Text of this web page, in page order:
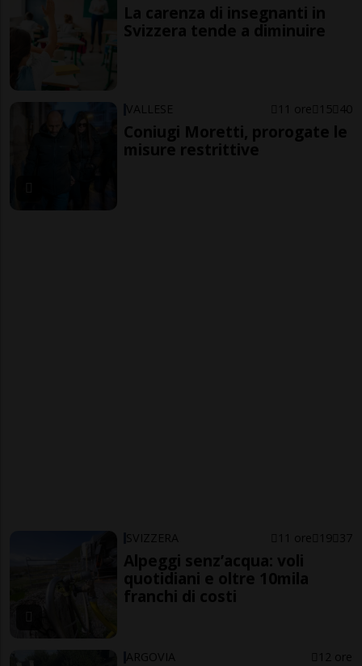
La carenza di insegnanti in
Svizzera tende a diminuire
VALLESE 11 ore 15 40
Coniugi Moretti, prorogate le
misure restrittive
SVIZZERA 11 ore 19 37
Alpeggi senz’acqua: voli
quotidiani e oltre 10mila
franchi di costi
ARGOVIA 12 ore